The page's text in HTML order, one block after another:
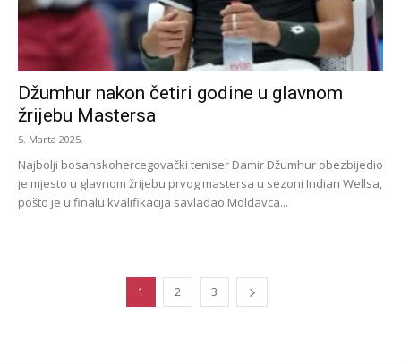
Džumhur nakon četiri godine u glavnom
žrijebu Mastersa
5. Marta 2025.
Najbolji bosanskohercegovački teniser Damir Džumhur obezbijedio
je mjesto u glavnom žrijebu prvog mastersa u sezoni Indian Wellsa,
pošto je u finalu kvalifikacija savladao Moldavca...
1 2 3